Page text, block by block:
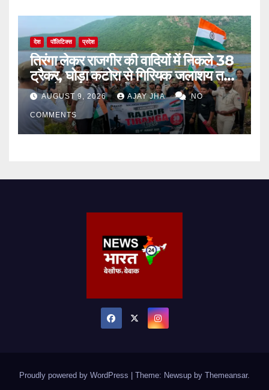
देश पॉलिटिक्स प्रदेश
तिरंगा लेकर राजगीर की वादियों में निकले 38
ट्रैकर, घोड़ा कटोरा से गिरियक जलाशय तक
गूंजा देशभक्ति का संदेश
AUGUST 9, 2026 AJAY JHA NO
COMMENTS
Proudly powered by WordPress | Theme: Newsup by Themeansar.